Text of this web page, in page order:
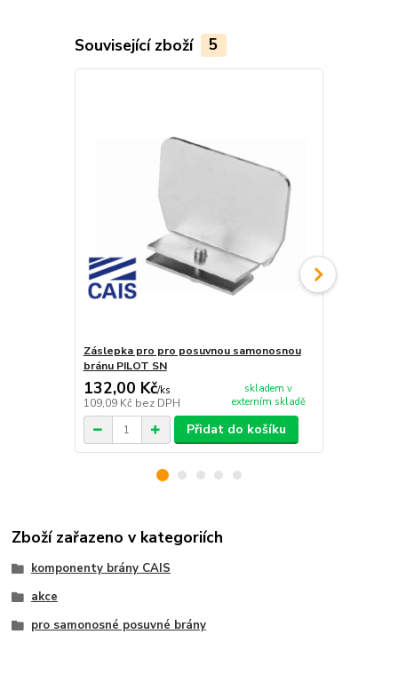
Související zboží 5
Záslepka pro pro posuvnou samonosnou
bránu PILOT SN
132,00 Kč/ks
109,09 Kč bez DPH
skladem v
externím skladě
Přidat do košíku
Zboží zařazeno v kategoriích
komponenty brány CAIS
akce
pro samonosné posuvné brány